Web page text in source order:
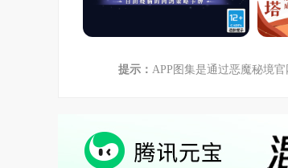
提示： APP图集是通过恶魔秘境